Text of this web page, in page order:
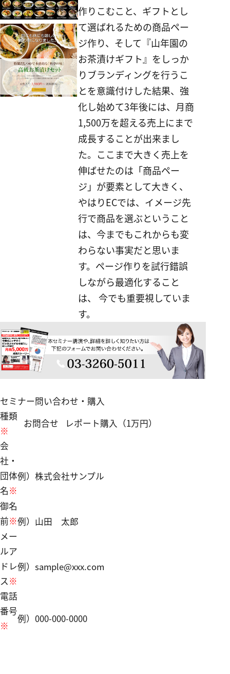
作りこむこと、ギフトとし
て選ばれるための商品ペー
ジ作り、そして『山年園の
お茶漬けギフト』をしっか
りブランディングを行うこ
とを意識付けした結果、強
化し始めて3年後には、月商
1,500万を超える売上にまで
成長することが出来まし
た。 ここまで大きく売上を
伸ばせたのは「商品ペー
ジ」が要素として大きく、
やはりECでは、イメージ先
行で商品を選ぶということ
は、今までもこれからも変
わらない事実だと思いま
す。ページ作りを試行錯誤
しながら最適化すること
は、 今でも重要視していま
す。
セミナー問い合わせ・購入
種類
※
お問合せ
レポート購入（1万円）
会
社・
団体
名※
例）株式会社サンプル
御名
前※例）山田 太郎
メー
ルア
ドレ
ス※
例）sample@xxx.com
電話
番号
※
例）000-000-0000